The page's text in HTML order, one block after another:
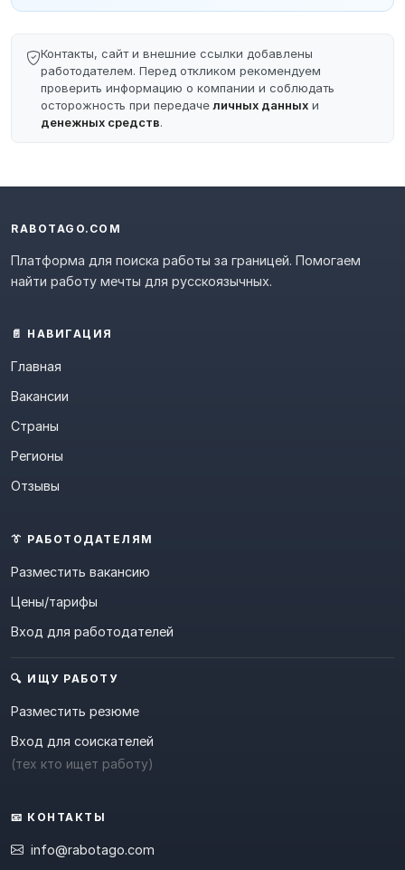
Контакты, сайт и внешние ссылки добавлены
работодателем. Перед откликом рекомендуем
проверить информацию о компании и соблюдать
осторожность при передачеличных данных и
денежных средств.
RABOTAGO.COM
Платформа для поиска работы за границей. Помогаем
найти работу мечты для русскоязычных.
📄 НАВИГАЦИЯ
Главная
Вакансии
Страны
Регионы
Отзывы
👔 РАБОТОДАТЕЛЯМ
Разместить вакансию
Цены/тарифы
Вход для работодателей
🔍 ИЩУ РАБОТУ
Разместить резюме
Вход для соискателей
(тех кто ищет работу)
📧 КОНТАКТЫ
info@rabotago.com